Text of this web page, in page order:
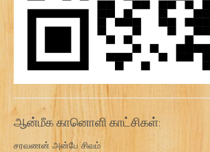
ஆன்மீக கானொளி காட்சிகள்:
சரவணன் அன்பே சிவம்